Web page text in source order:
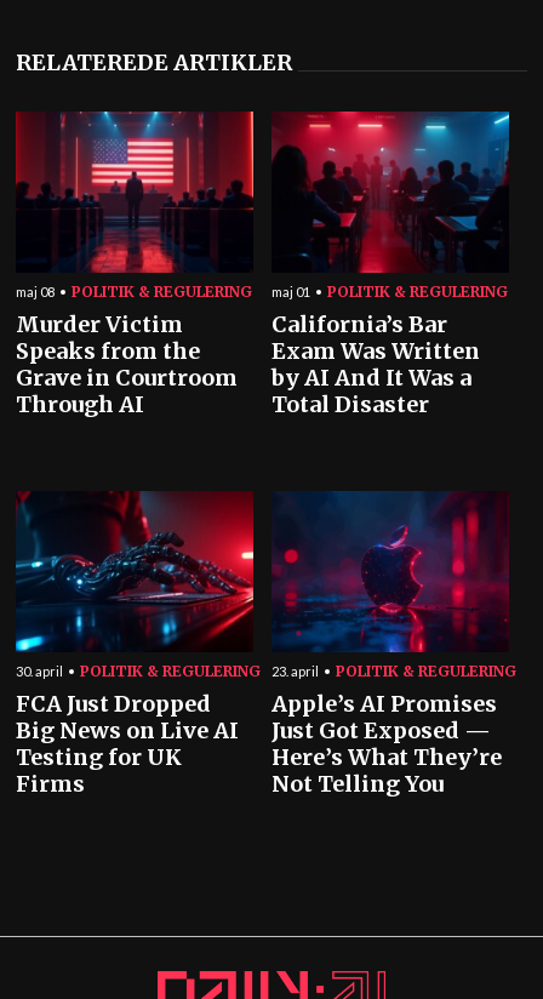
RELATEREDE ARTIKLER
maj 08 POLITIK & REGULERING
Murder Victim
Speaks from the
Grave in Courtroom
Through AI
maj 01 POLITIK & REGULERING
California’s Bar
Exam Was Written
by AI And It Was a
Total Disaster
30. april POLITIK & REGULERING
FCA Just Dropped
Big News on Live AI
Testing for UK
Firms
23. april POLITIK & REGULERING
Apple’s AI Promises
Just Got Exposed —
Here’s What They’re
Not Telling You